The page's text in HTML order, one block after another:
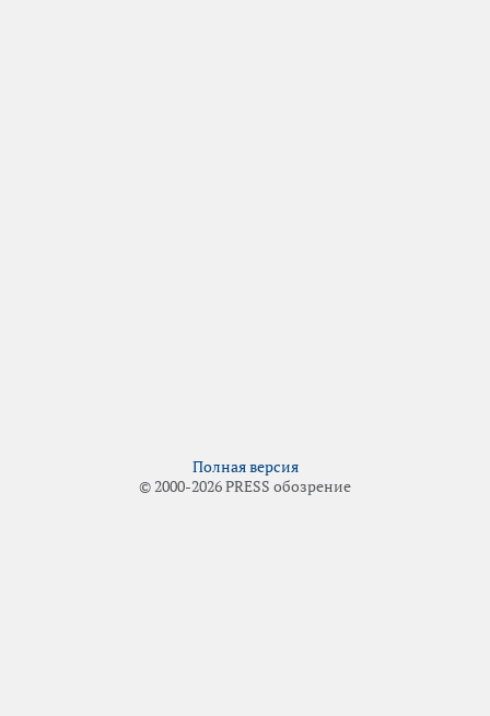
Полная версия
© 2000-2026 PRESS обозрение